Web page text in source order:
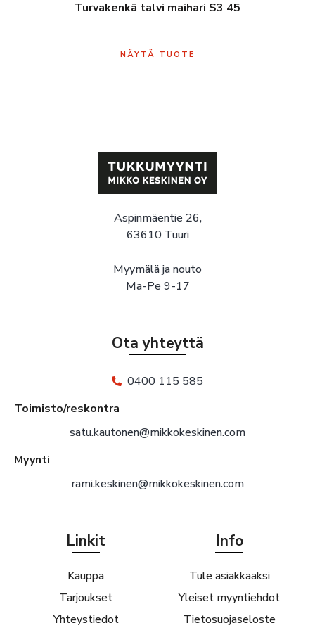
Turvakenkä talvi maihari S3 45
NÄYTÄ TUOTE
Aspinmäentie 26,
63610 Tuuri
Myymälä ja nouto
Ma-Pe 9-17
Ota yhteyttä
0400 115 585
Toimisto/reskontra
satu.kautonen@mikkokeskinen.com
Myynti
rami.keskinen@mikkokeskinen.com
Linkit
Kauppa
Tarjoukset
Yhteystiedot
Info
Tule asiakkaaksi
Yleiset myyntiehdot
Tietosuojaseloste